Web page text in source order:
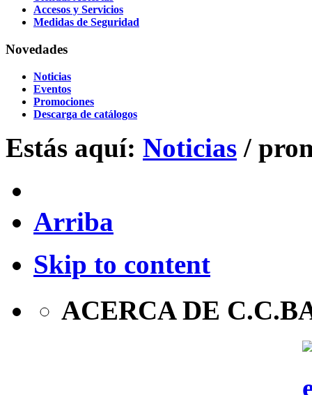
Accesos y Servicios
Medidas de Seguridad
Novedades
Noticias
Eventos
Promociones
Descarga de catálogos
Estás aquí: Noticias /
Arriba
Skip to content
ACERCA DE